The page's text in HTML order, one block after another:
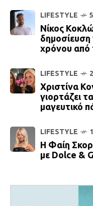
LIFESTYLE
Νίκος
χρόνου από
LIFESTYLE
Χριστίνα
γιορτάζει
μαγευτικό
LIFESTYLE
Η Φαίη
με Dolce &